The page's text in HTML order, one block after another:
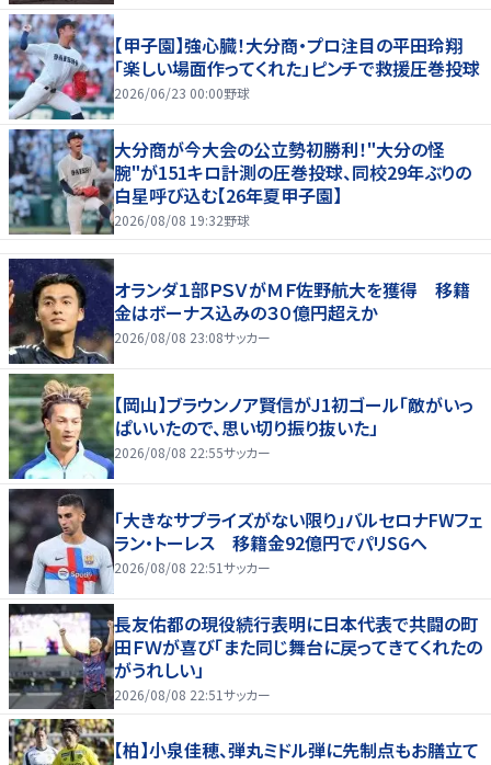
【甲子園】強心臓！大分商・プロ注目の平田玲翔
「楽しい場面作ってくれた」ピンチで救援圧巻投球
2026/06/23 00:00野球
大分商が今大会の公立勢初勝利！"大分の怪
腕"が151キロ計測の圧巻投球、同校29年ぶりの
白星呼び込む【26年夏甲子園】
2026/08/08 19:32野球
オランダ１部ＰＳＶがＭＦ佐野航大を獲得 移籍
金はボーナス込みの３０億円超えか
2026/08/08 23:08サッカー
【岡山】ブラウンノア賢信がJ1初ゴール「敵がいっ
ぱいいたので、思い切り振り抜いた」
2026/08/08 22:55サッカー
「大きなサプライズがない限り」バルセロナFWフェ
ラン・トーレス 移籍金92億円でパリSGへ
2026/08/08 22:51サッカー
長友佑都の現役続行表明に日本代表で共闘の町
田ＦＷが喜び「また同じ舞台に戻ってきてくれたの
がうれしい」
2026/08/08 22:51サッカー
【柏】小泉佳穂、弾丸ミドル弾に先制点もお膳立て